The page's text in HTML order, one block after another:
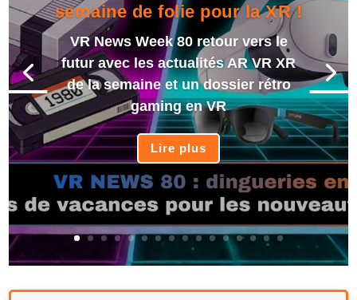
semaine de folie pour la XR !
VR News Week 80 retour vers le
futur avec les actualités AR VR XR
de la semaine et un dossier rétro
gaming en VR
Lire plus